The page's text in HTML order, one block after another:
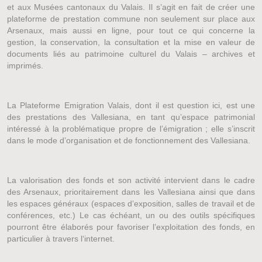
et aux Musées cantonaux du Valais. Il s’agit en fait de créer une
plateforme de prestation commune non seulement sur place aux
Arsenaux, mais aussi en ligne, pour tout ce qui concerne la
gestion, la conservation, la consultation et la mise en valeur de
documents liés au patrimoine culturel du Valais – archives et
imprimés.
La Plateforme Emigration Valais, dont il est question ici, est une
des prestations des Vallesiana, en tant qu’espace patrimonial
intéressé à la problématique propre de l’émigration ; elle s’inscrit
dans le mode d’organisation et de fonctionnement des Vallesiana.
La valorisation des fonds et son activité intervient dans le cadre
des Arsenaux, prioritairement dans les Vallesiana ainsi que dans
les espaces généraux (espaces d’exposition, salles de travail et de
conférences, etc.) Le cas échéant, un ou des outils spécifiques
pourront être élaborés pour favoriser l’exploitation des fonds, en
particulier à travers l‘internet.